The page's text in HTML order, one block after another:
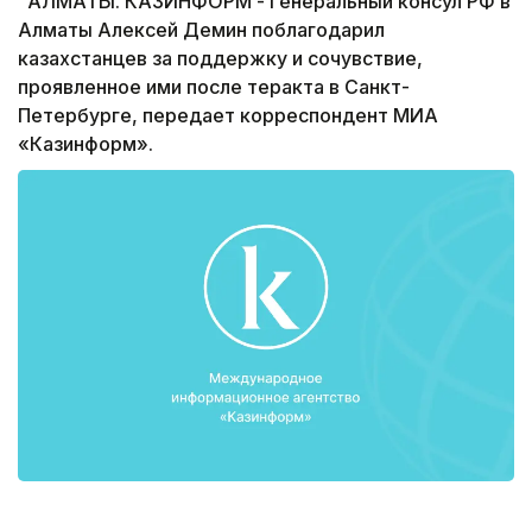
Алматы Алексей Демин поблагодарил
казахстанцев за поддержку и сочувствие,
проявленное ими после теракта в Санкт-
Петербурге, передает корреспондент МИА
«Казинформ».